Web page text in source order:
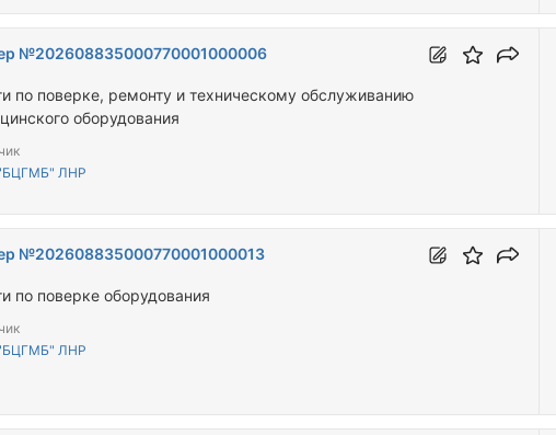
№202608835000770001000006
по поверке, ремонту и техническому обслуживанию
оборудования
ЛНР
№202608835000770001000013
по поверке оборудования
ЛНР